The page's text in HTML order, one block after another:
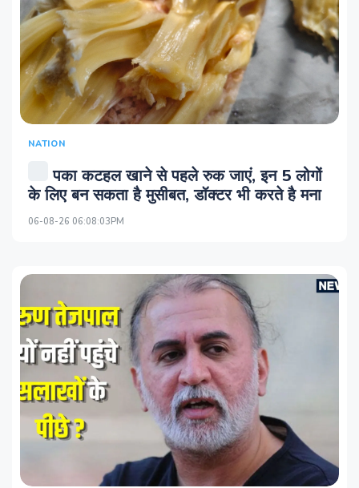
NATION
पका कटहल खाने से पहले रुक जाएं, इन 5 लोगों
के लिए बन सकता है मुसीबत, डॉक्टर भी करते है मना
06-08-26 06:08:03PM